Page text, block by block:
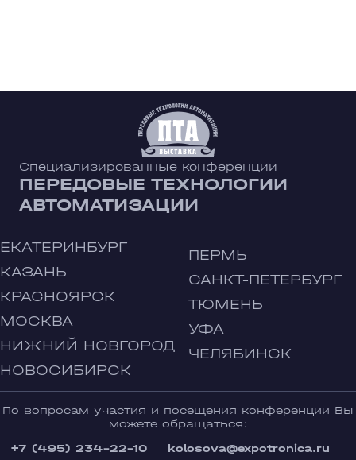
Специализированные конференции
ПЕРЕДОВЫЕ ТЕХНОЛОГИИ
АВТОМАТИЗАЦИИ
ЕКАТЕРИНБУРГ
КАЗАНЬ
КРАСНОЯРСК
МОСКВА
НИЖНИЙ НОВГОРОД
НОВОСИБИРСК
ПЕРМЬ
САНКТ-ПЕТЕРБУРГ
ТЮМЕНЬ
УФА
ЧЕЛЯБИНСК
По вопросам участия и посещения конференции Вы
можете обращаться:
+7 (495) 234-22-10
kolosova@expotronica.ru